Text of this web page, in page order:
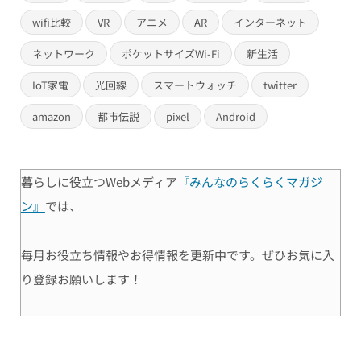
wifi比較 VR アニメ AR インターネット
ネットワーク ポケットサイズWi-Fi 新生活
IoT家電 光回線 スマートウォッチ twitter
amazon 都市伝説 pixel Android
暮らしに役立つWebメディア 『みんなのらくらくマガジ
ン』 では、
毎月お役立ち情報やお得情報を更新中です。ぜひお気に入
り登録お願いします！